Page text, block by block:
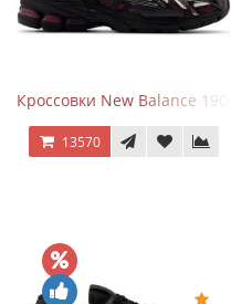
Кроссовки New Balance
13570